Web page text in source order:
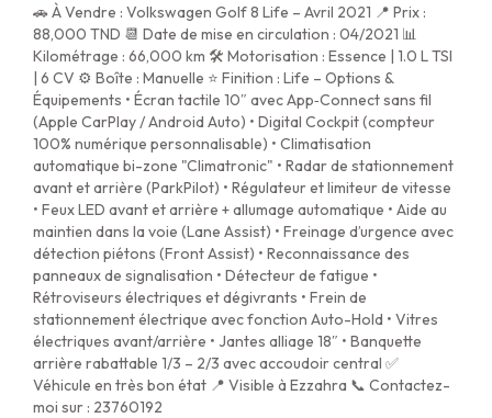
🚗 À Vendre : Volkswagen Golf 8 Life – Avril 2021 📍 Prix :
88,000 TND 📆 Date de mise en circulation : 04/2021 📊
Kilométrage : 66,000 km 🛠 Motorisation : Essence | 1.0 L TSI
| 6 CV ⚙️ Boîte : Manuelle ⭐ Finition : Life – Options &
Équipements • Écran tactile 10″ avec App‑Connect sans fil
(Apple CarPlay / Android Auto) • Digital Cockpit (compteur
100% numérique personnalisable) • Climatisation
automatique bi-zone "Climatronic" • Radar de stationnement
avant et arrière (ParkPilot) • Régulateur et limiteur de vitesse
• Feux LED avant et arrière + allumage automatique • Aide au
maintien dans la voie (Lane Assist) • Freinage d’urgence avec
détection piétons (Front Assist) • Reconnaissance des
panneaux de signalisation • Détecteur de fatigue •
Rétroviseurs électriques et dégivrants • Frein de
stationnement électrique avec fonction Auto-Hold • Vitres
électriques avant/arrière • Jantes alliage 18″ • Banquette
arrière rabattable 1/3 – 2/3 avec accoudoir central ✅
Véhicule en très bon état 📍 Visible à Ezzahra 📞 Contactez-
moi sur : 23760192